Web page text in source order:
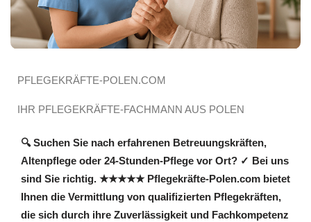
PFLEGEKRÄFTE-POLEN.COM
IHR PFLEGEKRÄFTE-FACHMANN AUS POLEN
🔍 Suchen Sie nach erfahrenen Betreuungskräften,
Altenpflege oder 24-Stunden-Pflege vor Ort? ✓ Bei uns
sind Sie richtig. ★★★★★ Pflegekräfte-Polen.com bietet
Ihnen die Vermittlung von qualifizierten Pflegekräften,
die sich durch ihre Zuverlässigkeit und Fachkompetenz